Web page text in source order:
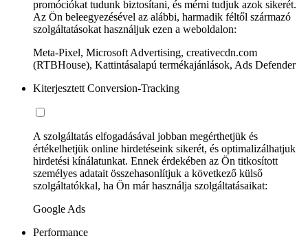
promóciókat tudunk biztosítani, és mérni tudjuk azok sikerét.
Az Ön beleegyezésével az alábbi, harmadik féltől származó
szolgáltatásokat használjuk ezen a weboldalon:
Meta-Pixel, Microsoft Advertising, creativecdn.com
(RTBHouse), Kattintásalapú termékajánlások, Ads Defender
Kiterjesztett Conversion-Tracking
A szolgáltatás elfogadásával jobban megérthetjük és
értékelhetjük online hirdetéseink sikerét, és optimalizálhatjuk
hirdetési kínálatunkat. Ennek érdekében az Ön titkosított
személyes adatait összehasonlítjuk a következő külső
szolgáltatókkal, ha Ön már használja szolgáltatásaikat:
Google Ads
Performance